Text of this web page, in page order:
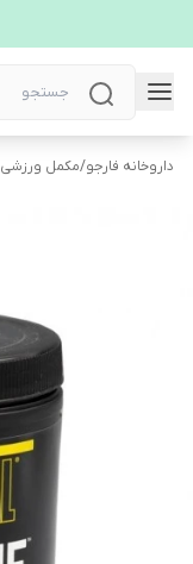
داروخانه فارجو/مکمل ورزشی